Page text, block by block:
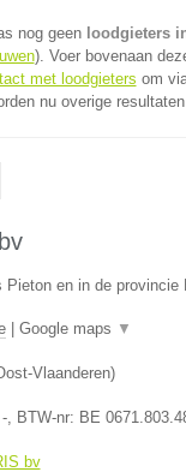
nog geen loodgieters
). Voer bovenaan
met loodgieters om
nu overige
en in de provincie
| Google maps ▼
Vlaanderen)
-, BTW-nr: BE
bv